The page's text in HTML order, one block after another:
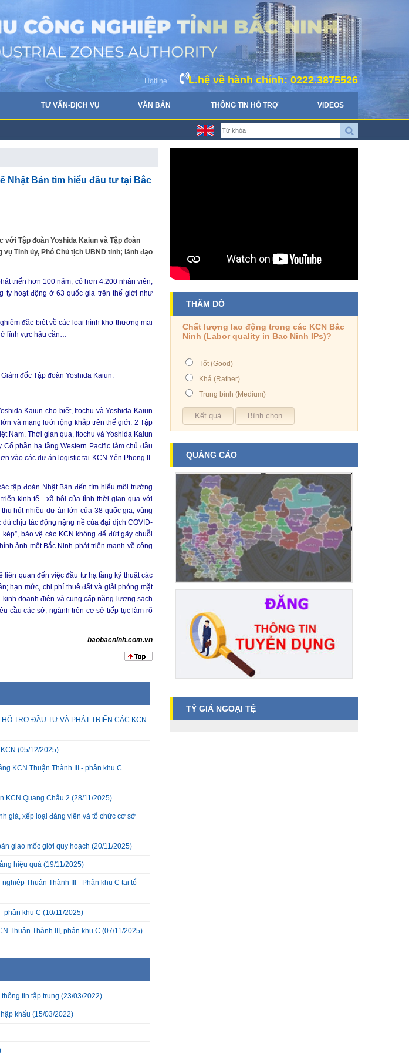
Hotline: L.hệ về hành chính: 0222.3875526
TƯ VẤN-DỊCH VỤ VĂN BẢN THÔNG TIN HỖ TRỢ VIDEOS
Nhật Bản tìm hiểu đầu tư tại Bắc
với Tập đoàn Yoshida Kaiun và Tập đoàn
Tỉnh ủy, Phó Chủ tịch UBND tỉnh; lãnh đạo
triển hơn 100 năm, có hơn 4.200 nhân viên,
ty hoạt động ở 63 quốc gia trên thế giới như
đặc biệt về các loại hình kho thương mại
ở lĩnh vực hậu cần…
đốc Tập đoàn Yoshida Kaiun.
Kaiun cho biết, Itochu và Yoshida Kaiun
và mạng lưới rộng khắp trên thế giới. 2 Tập
Nam. Thời gian qua, Itochu và Yoshida Kaiun
phần hạ tầng Western Pacific làm chủ đầu
vào các dự án logistic tại KCN Yên Phong II-
tập đoàn Nhật Bản đến tìm hiểu môi trường
kinh tế - xã hội của tỉnh thời gian qua với
hút nhiều dự án lớn của 38 quốc gia, vùng
chịu tác động nặng nề của đại dịch COVID-
bảo vệ các KCN không để đứt gãy chuỗi
ảnh một Bắc Ninh phát triển mạnh về công
quan đến việc đầu tư hạ tầng kỹ thuật các
hạn mức, chi phí thuê đất và giải phóng mặt
doanh điện và cung cấp năng lượng sạch
cầu các sở, ngành trên cơ sở tiếp tục làm rõ
baobacninh.com.vn
TRỢ ĐẦU TƯ VÀ PHÁT TRIỂN CÁC KCN
(05/12/2025)
KCN Thuận Thành III - phân khu C
KCN Quang Châu 2 (28/11/2025)
giá, xếp loại đảng viên và tổ chức cơ sở
giao mốc giới quy hoạch (20/11/2025)
hiệu quả (19/11/2025)
Thuận Thành III - Phân khu C tại tổ
phân khu C (10/11/2025)
Thuận Thành III, phân khu C (07/11/2025)
tin tập trung (23/03/2022)
khẩu (15/03/2022)
THĂM DÒ
Chất lượng lao động trong các KCN Bắc
Ninh (Labor quality in Bac Ninh IPs)?
Tốt (Good)
Khá (Rather)
Trung bình (Medium)
QUẢNG CÁO
TỶ GIÁ NGOẠI TỆ